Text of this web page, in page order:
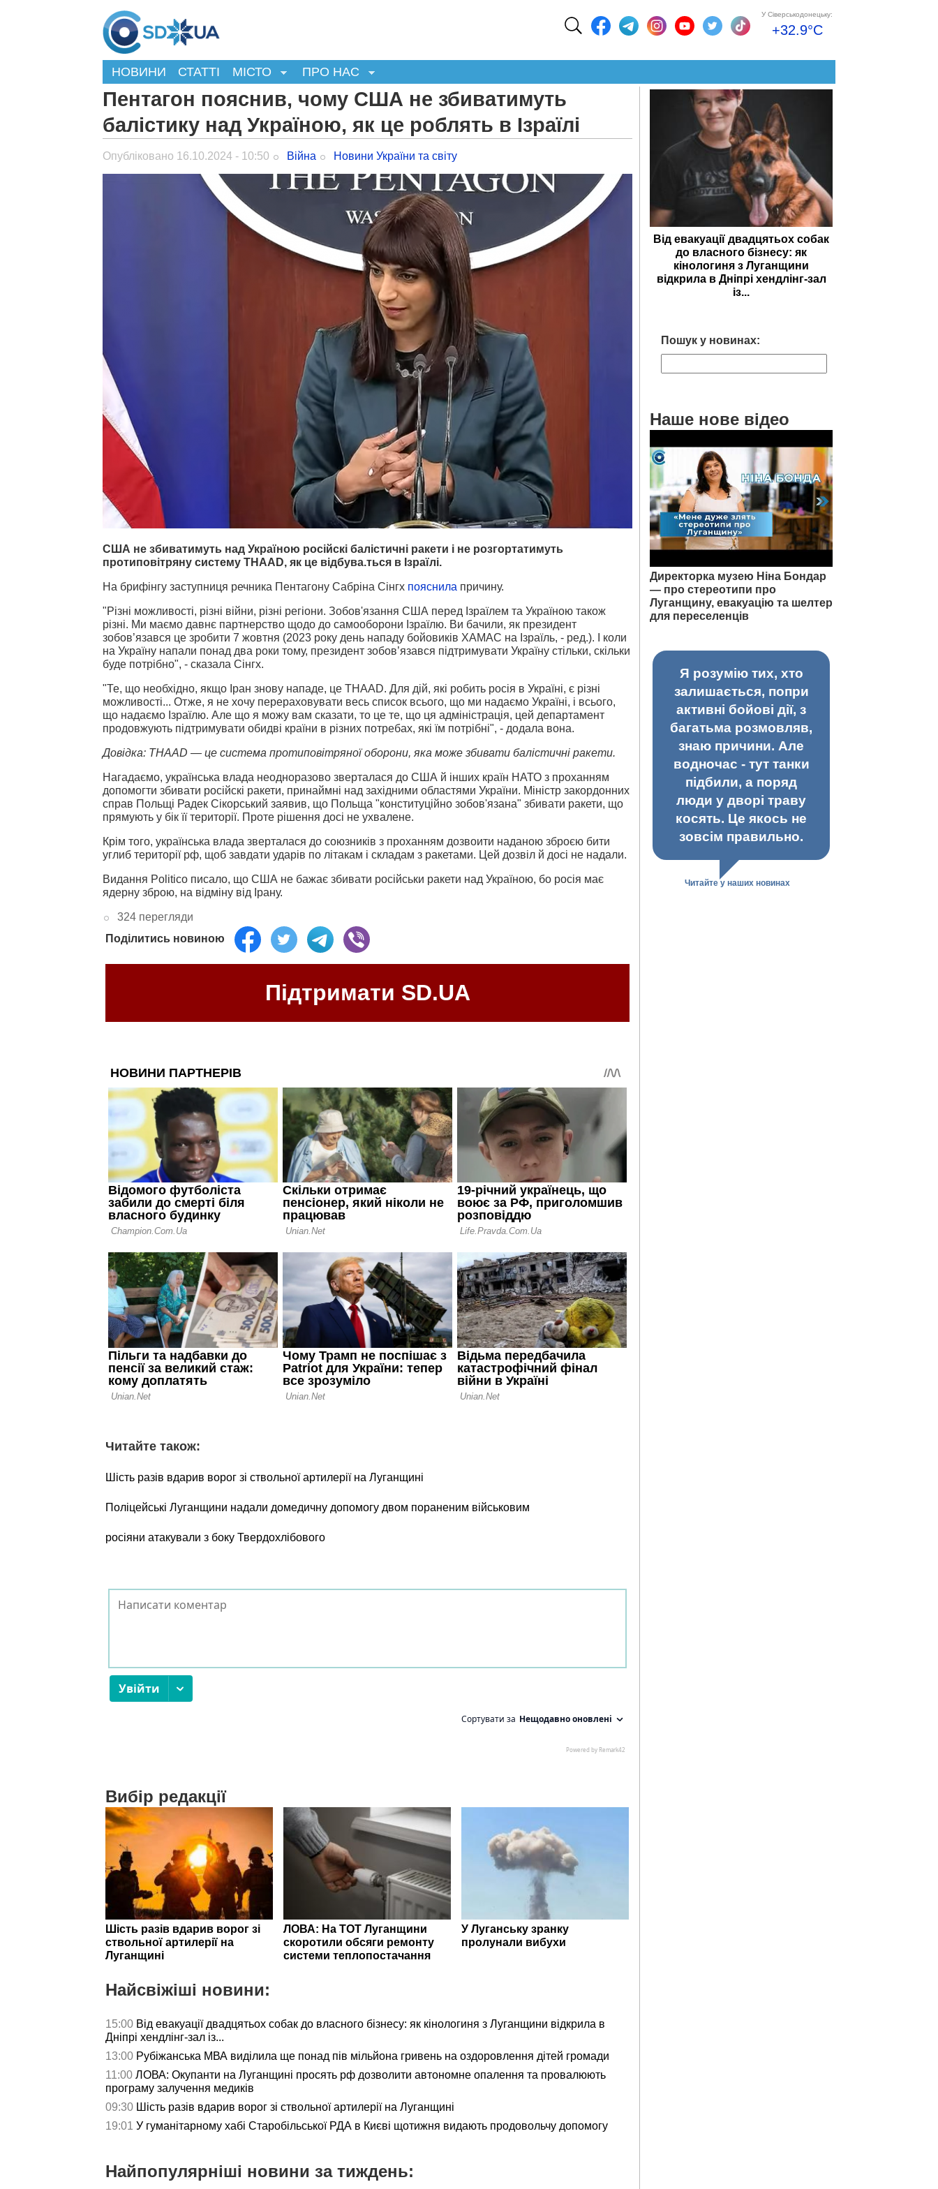
У Сіверськодонецьку:
+32.9°C
НОВИНИ СТАТТІ МІСТО ПРО НАС
Пентагон пояснив, чому США не збиватимуть
балістику над Україною, як це роблять в Ізраїлі
Опубліковано 16.10.2024 - 10:50 Війна Новини України та світу
США не збиватимуть над Україною російскі балістичні ракети і не розгортатимуть
протиповітряну систему THAAD, як це відбува.ться в Ізраїлі.
На брифінгу заступниця речника Пентагону Сабріна Сінгх пояснила причину.
"Різні можливості, різні війни, різні регіони. Зобов'язання США перед Ізраїлем та Україною також
різні. Ми маємо давнє партнерство щодо до самооборони Ізраїлю. Ви бачили, як президент
зобов’язався це зробити 7 жовтня (2023 року день нападу бойовиків ХАМАС на Ізраїль, - ред.). І коли
на Україну напали понад два роки тому, президент зобов’язався підтримувати Україну стільки, скільки
буде потрібно", - сказала Сінгх.
"Те, що необхідно, якщо Іран знову нападе, це THAAD. Для дій, які робить росія в Україні, є різні
можливості... Отже, я не хочу перераховувати весь список всього, що ми надаємо Україні, і всього,
що надаємо Ізраїлю. Але що я можу вам сказати, то це те, що ця адміністрація, цей департамент
продовжують підтримувати обидві країни в різних потребах, які їм потрібні", - додала вона.
Довідка: THAAD — це система протиповітряної оборони, яка може збивати балістичні ракети.
Нагадаємо, українська влада неодноразово зверталася до США й інших країн НАТО з проханням
допомогти збивати російскі ракети, принаймні над західними областями України. Міністр закордонних
справ Польщі Радек Сікорський заявив, що Польща "конституційно зобов'язана" збивати ракети, що
прямують у бік її території. Проте рішення досі не ухвалене.
Крім того, українська влада зверталася до союзників з проханням дозвоити наданою зброєю бити
углиб території рф, щоб завдати ударів по літакам і складам з ракетами. Цей дозвіл й досі не надали.
Видання Politico писало, що США не бажає збивати російськи ракети над Україною, бо росія має
ядерну зброю, на відміну від Ірану.
324 перегляди
Поділитись новиною
Підтримати SD.UA
Читайте також:
Шість разів вдарив ворог зі ствольної артилерії на Луганщині
Поліцейські Луганщини надали домедичну допомогу двом пораненим військовим
росіяни атакували з боку Твердохлібового
Вибір редакції
Шість разів вдарив ворог зі
ствольної артилерії на
Луганщині
ЛОВА: На ТОТ Луганщини
скоротили обсяги ремонту
системи теплопостачання
У Луганську зранку
пролунали вибухи
Найсвіжіші новини:
15:00 Від евакуації двадцятьох собак до власного бізнесу: як кінологиня з Луганщини відкрила в
Дніпрі хендлінг-зал із...
13:00 Рубіжанська МВА виділила ще понад пів мільйона гривень на оздоровлення дітей громади
11:00 ЛОВА: Окупанти на Луганщині просять рф дозволити автономне опалення та провалюють
програму залучення медиків
09:30 Шість разів вдарив ворог зі ствольної артилерії на Луганщині
19:01 У гуманітарному хабі Старобільської РДА в Києві щотижня видають продовольчу допомогу
Найпопулярніші новини за тиждень:
Від евакуації двадцятьох собак
до власного бізнесу: як
кінологиня з Луганщини
відкрила в Дніпрі хендлінг-зал
із...
Пошук у новинах:
Наше нове відео
Директорка музею Ніна Бондар
— про стереотипи про
Луганщину, евакуацію та шелтер
для переселенців
Я розумію тих, хто
залишається, попри
активні бойові дії, з
багатьма розмовляв,
знаю причини. Але
водночас - тут танки
підбили, а поряд
люди у дворі траву
косять. Це якось не
зовсім правильно.
Читайте у наших новинах